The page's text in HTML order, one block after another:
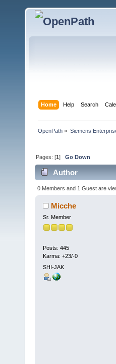
Home Help Search
OpenPath » Siemens
Pages: [1]Go Down
Author
0 Members and 1 Guest are
Micche
Sr. Member
Posts: 445
Karma: +23/-0
SHI-JAK